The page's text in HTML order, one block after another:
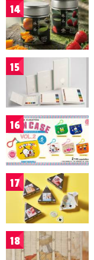
14
15
16
17
18